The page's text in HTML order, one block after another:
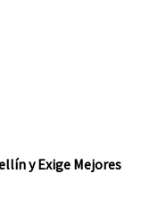
y Exige Mejores